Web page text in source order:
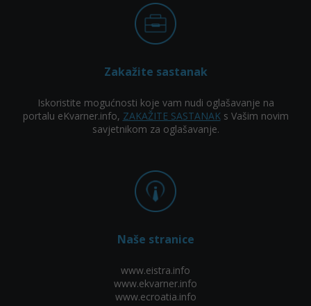
Zakažite sastanak
Iskoristite mogućnosti koje vam nudi oglašavanje na
portalu eKvarner.info, ZAKAŽITE SASTANAKs Vašim novim
savjetnikom za oglašavanje.
Naše stranice
www.eistra.info
www.ekvarner.info
www.ecroatia.info